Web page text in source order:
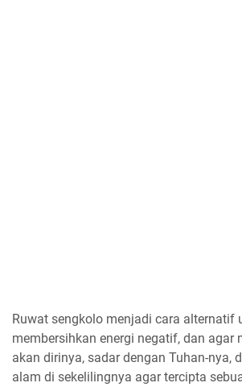
Ruwat sengkolo menjadi cara alternatif
membersihkan energi negatif, dan agar
akan dirinya, sadar dengan Tuhan-nya,
alam di sekelilingnya agar tercipta